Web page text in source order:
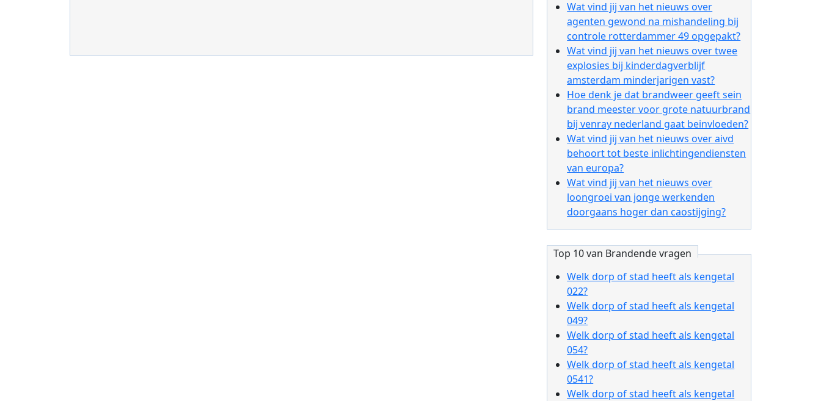
Wat vind jij van het nieuws over
agenten gewond na mishandeling bij
controle rotterdammer 49 opgepakt?
Wat vind jij van het nieuws over twee
explosies bij kinderdagverblijf
amsterdam minderjarigen vast?
Hoe denk je dat brandweer geeft sein
brand meester voor grote natuurbrand
bij venray nederland gaat beinvloeden?
Wat vind jij van het nieuws over aivd
behoort tot beste inlichtingendiensten
van europa?
Wat vind jij van het nieuws over
loongroei van jonge werkenden
doorgaans hoger dan caostijging?
Top 10 van Brandende vragen
Welk dorp of stad heeft als kengetal
022?
Welk dorp of stad heeft als kengetal
049?
Welk dorp of stad heeft als kengetal
054?
Welk dorp of stad heeft als kengetal
0541?
Welk dorp of stad heeft als kengetal